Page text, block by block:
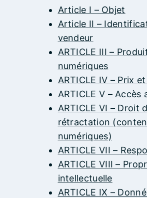
Article I – Objet
Article II –
vendeur
ARTICLE III –
numériques
ARTICLE IV – Prix
ARTICLE V – Accès
ARTICLE VI – Droit
rétractation
numériques)
ARTICLE VII –
ARTICLE VIII –
intellectuelle
ARTICLE IX –